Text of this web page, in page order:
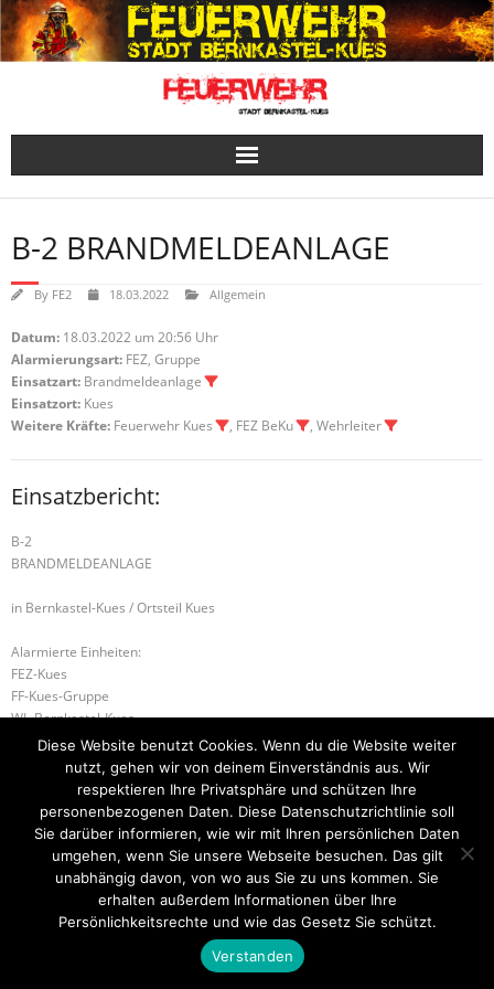
Skip
to
content
B-2 BRANDMELDEANLAGE
By FE2 18.03.2022 Allgemein
Datum: 18.03.2022 um 20:56 Uhr
Alarmierungsart: FEZ, Gruppe
Einsatzart: Brandmeldeanlage
Einsatzort: Kues
Weitere Kräfte: Feuerwehr Kues , FEZ BeKu , Wehrleiter
Einsatzbericht:
B-2
BRANDMELDEANLAGE
in Bernkastel-Kues / Ortsteil Kues
Alarmierte Einheiten:
FEZ-Kues
FF-Kues-Gruppe
WL-Bernkastel-Kues
B-2 RAUCHWARNMELDER S1 – Absicherung
Startseite Einsätze Mitglied werden Über uns
Bilder
Kontakt
Theme byThink Up Themes Ltd . Powered byWordPress
Diese Website benutzt Cookies. Wenn du die Website weiter
nutzt, gehen wir von deinem Einverständnis aus. Wir
respektieren Ihre Privatsphäre und schützen Ihre
personenbezogenen Daten. Diese Datenschutzrichtlinie soll
Sie darüber informieren, wie wir mit Ihren persönlichen Daten
umgehen, wenn Sie unsere Webseite besuchen. Das gilt
unabhängig davon, von wo aus Sie zu uns kommen. Sie
erhalten außerdem Informationen über Ihre
Persönlichkeitsrechte und wie das Gesetz Sie schützt.
Verstanden